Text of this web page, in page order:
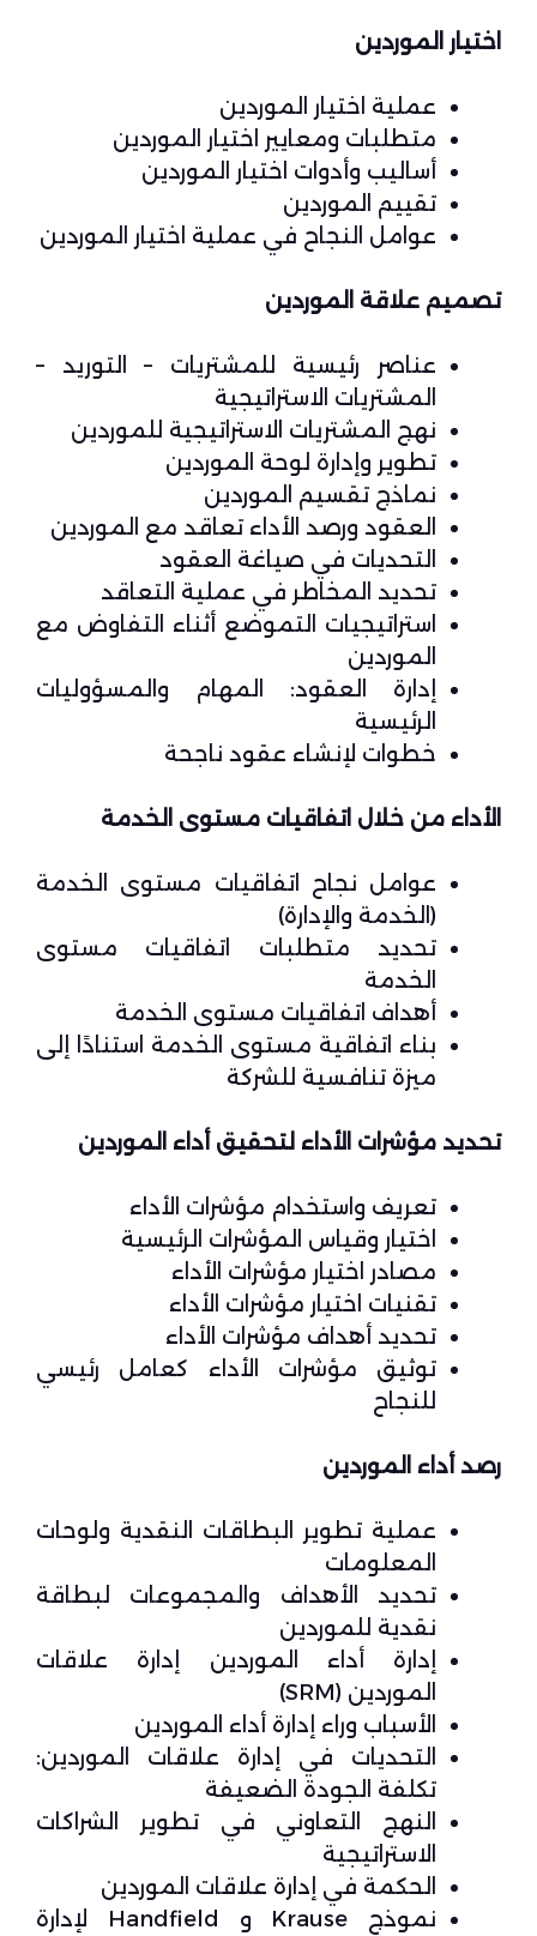
اختيار الموردين
عملية اختيار الموردين
متطلبات ومعايير اختيار الموردين
أساليب وأدوات اختيار الموردين
تقييم الموردين
عوامل النجاح في عملية اختيار الموردين
تصميم علاقة الموردين
عناصر رئيسية للمشتريات – التوريد –
المشتريات الاستراتيجية
نهج المشتريات الاستراتيجية للموردين
تطوير وإدارة لوحة الموردين
نماذج تقسيم الموردين
العقود ورصد الأداء تعاقد مع الموردين
التحديات في صياغة العقود
تحديد المخاطر في عملية التعاقد
استراتيجيات التموضع أثناء التفاوض مع
الموردين
إدارة العقود: المهام والمسؤوليات
الرئيسية
خطوات لإنشاء عقود ناجحة
الأداء من خلال اتفاقيات مستوى الخدمة
عوامل نجاح اتفاقيات مستوى الخدمة
(الخدمة والإدارة)
تحديد متطلبات اتفاقيات مستوى
الخدمة
أهداف اتفاقيات مستوى الخدمة
بناء اتفاقية مستوى الخدمة استنادًا إلى
ميزة تنافسية للشركة
تحديد مؤشرات الأداء لتحقيق أداء الموردين
تعريف واستخدام مؤشرات الأداء
اختيار وقياس المؤشرات الرئيسية
مصادر اختيار مؤشرات الأداء
تقنيات اختيار مؤشرات الأداء
تحديد أهداف مؤشرات الأداء
توثيق مؤشرات الأداء كعامل رئيسي
للنجاح
رصد أداء الموردين
عملية تطوير البطاقات النقدية ولوحات
المعلومات
تحديد الأهداف والمجموعات لبطاقة
نقدية للموردين
إدارة أداء الموردين إدارة علاقات
الموردين (SRM)
الأسباب وراء إدارة أداء الموردين
التحديات في إدارة علاقات الموردين:
تكلفة الجودة الضعيفة
النهج التعاوني في تطوير الشراكات
الاستراتيجية
الحكمة في إدارة علاقات الموردين
نموذج Krause و Handfield لإدارة